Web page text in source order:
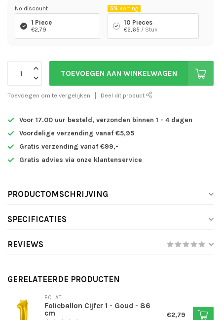
No discount
1 Piece
€2,79
5% Korting
10 Pieces
€2,65 / Stuk
TOEVOEGEN AAN WINKELWAGEN
Toevoegen om te vergelijken Deel dit product
Voor 17.00 uur besteld, verzonden binnen 1 - 4 dagen
Voordelige verzending vanaf €5,95
Gratis verzending vanaf €99,-
Gratis advies via onze klantenservice
PRODUCTOMSCHRIJVING
SPECIFICATIES
REVIEWS
GERELATEERDE PRODUCTEN
FOLAT
Folieballon Cijfer 1 - Goud - 86
cm
€2,79